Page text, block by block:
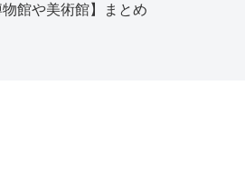
館や美術館】まとめ